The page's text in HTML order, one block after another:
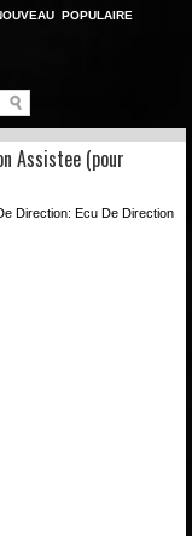
POPULAIRE
Assistee (pour
Direction: Ecu De Direction